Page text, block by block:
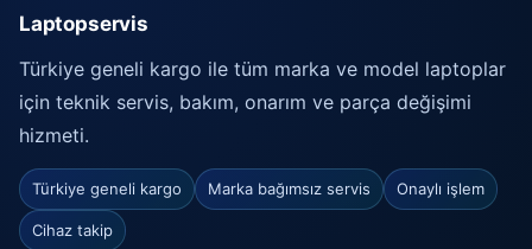
Laptopservis
Türkiye geneli kargo ile tüm marka ve model laptoplar
için teknik servis, bakım, onarım ve parça değişimi
hizmeti.
Türkiye geneli kargo Marka bağımsız servis Onaylı işlem
Cihaz takip